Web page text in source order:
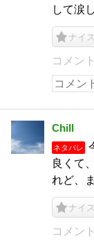
して涙
ナイス
コメン
Chill
ネタバレ
良くて
れど、
ナイス
コメン